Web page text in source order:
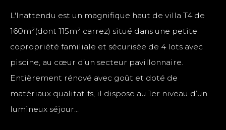
L'Inattendu est un magnifique haut de villa T4 de
160m²(dont 115m² carrez) situé dans une petite
copropriété familiale et sécurisée de 4 lots avec
piscine, au cœur d’un secteur pavillonnaire.
Entièrement rénové avec goût et doté de
matériaux qualitatifs, il dispose au 1er niveau d’un
lumineux séjour...